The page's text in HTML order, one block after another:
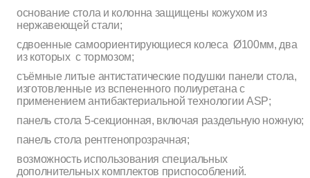
основание стола и колонна защищены кожухом из
нержавеющей стали;
сдвоенные самоориентирующиеся колеса Ø100мм, два
из которых с тормозом;
съёмные литые антистатические подушки панели стола,
изготовленные из вспененного полиуретана с
применением антибактериальной технологии ASP;
панель стола 5-секционная, включая раздельную ножную;
панель стола рентгенопрозрачная;
возможность использования специальных
дополнительных комплектов приспособлений.